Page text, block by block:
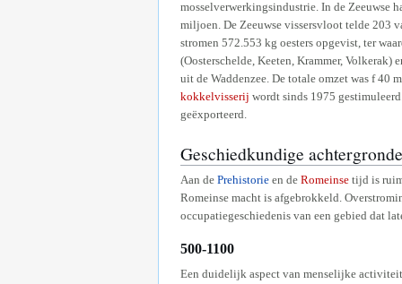
mosselverwerkingsindustrie. In de Zeeuwse
miljoen. De Zeeuwse vissersvloot telde 203
stromen 572.553 kg oesters opgevist, ter
(Oosterschelde, Keeten, Krammer,
uit de Waddenzee. De totale omzet was f 40
kokkelvisserij wordt sinds 1975
geëxporteerd.
Geschiedkundige
Aan de Prehistorie en de Romeinse tijd is
Romeinse macht is afgebrokkeld.
occupatiegeschiedenis van een gebied dat
500-1100
Een duidelijk aspect van menselijke